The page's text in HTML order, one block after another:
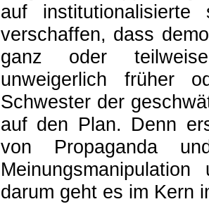
auf institutionalisierte
verschaffen, dass
ganz oder
unweigerlich früher
Schwester der
auf den Plan. Denn
von Propaganda
darum geht es im Kern